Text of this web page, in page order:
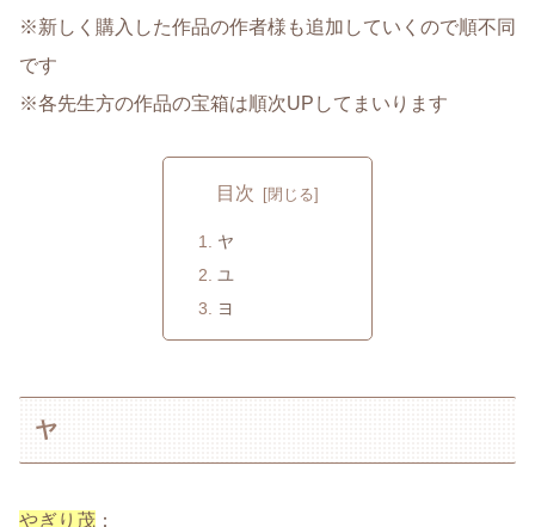
※新しく購入した作品の作者様も追加していくので順不同
です
※各先生方の作品の宝箱は順次UPしてまいります
目次
ヤ
ユ
ヨ
ヤ
やぎり茂 ：